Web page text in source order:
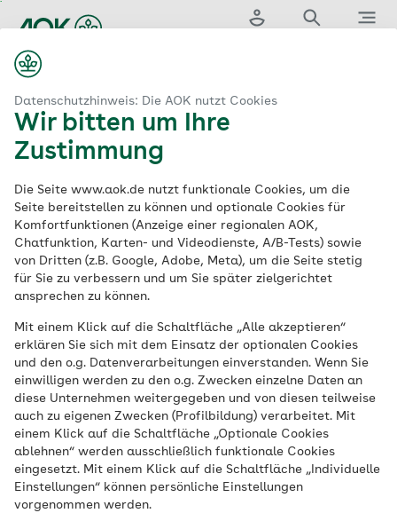
Datenschutzhinweis: Die AOK nutzt Cookies
Wir bitten um Ihre
Zustimmung
Die Seite www.aok.de nutzt funktionale Cookies, um die
Seite bereitstellen zu können und optionale Cookies für
Komfortfunktionen (Anzeige einer regionalen AOK,
Chatfunktion, Karten- und Videodienste, A/B-Tests) sowie
von Dritten (z.B. Google, Adobe, Meta), um die Seite stetig
für Sie zu verbessern und um Sie später zielgerichtet
ansprechen zu können.
Mit einem Klick auf die Schaltfläche „Alle akzeptieren“
erklären Sie sich mit dem Einsatz der optionalen Cookies
und den o.g. Datenverarbeitungen einverstanden. Wenn Sie
einwilligen werden zu den o.g. Zwecken einzelne Daten an
diese Unternehmen weitergegeben und von diesen teilweise
auch zu eigenen Zwecken (Profilbildung) verarbeitet. Mit
einem Klick auf die Schaltfläche „Optionale Cookies
ablehnen“ werden ausschließlich funktionale Cookies
eingesetzt. Mit einem Klick auf die Schaltfläche „Individuelle
Einstellungen“ können persönliche Einstellungen
vorgenommen werden.
Hauptinhalt
springen
Erlebnisraum U-Boot
erklärt Kindern U-
Untersuchungen
Im Erlebnisraum U-Boot in Düsseldorf
Tauchfahrt ins Reich der Sinne und
Phantasie. Sie erfahren spielerisch mehr
über die U-Untersuchungen – denn die
Stationen im Boot sind eine maritime
Abbildung der Elemente der
Vorsorgeuntersuchungen.